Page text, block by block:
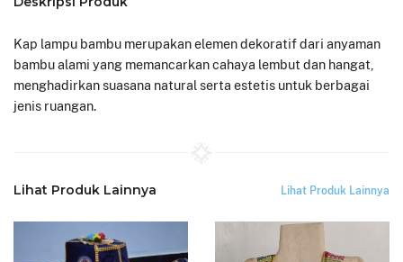
Kap lampu bambu merupakan elemen dekoratif dari anyaman
bambu alami yang memancarkan cahaya lembut dan hangat,
menghadirkan suasana natural serta estetis untuk berbagai
jenis ruangan.
Lihat Produk Lainnya Lihat Produk Lainnya